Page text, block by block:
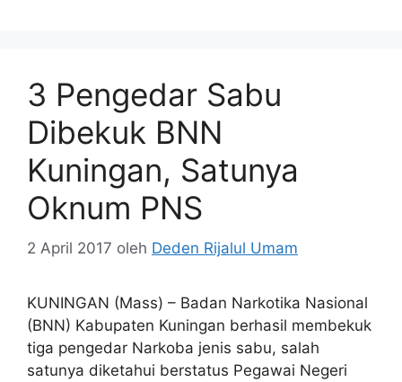
3 Pengedar Sabu
Dibekuk BNN
Kuningan, Satunya
Oknum PNS
2 April 2017 oleh Deden Rijalul Umam
KUNINGAN (Mass) – Badan Narkotika Nasional
(BNN) Kabupaten Kuningan berhasil membekuk
tiga pengedar Narkoba jenis sabu, salah
satunya diketahui berstatus Pegawai Negeri